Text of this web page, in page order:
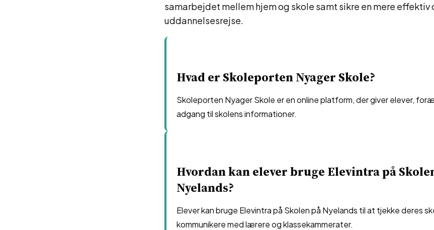
samarbejdet mellem hjem og skole samt sikre en mere effektiv
uddannelsesrejse.
Hvad er Skoleporten Nyager Skole?
Skoleporten Nyager Skole er en online platform, der giver elever,
adgang til skolens informationer.
Hvordan kan elever bruge Elevintra på
Nyelands?
Elever kan bruge Elevintra på Skolen på Nyelands til at tjekke deres
kommunikere med lærere og klassekammerater.